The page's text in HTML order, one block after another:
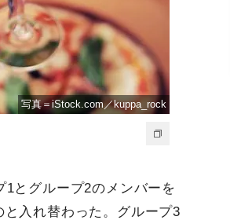
写真＝iStock.com／kuppa_rock
とグループ2のメンバーを
入れ替わった。グループ3